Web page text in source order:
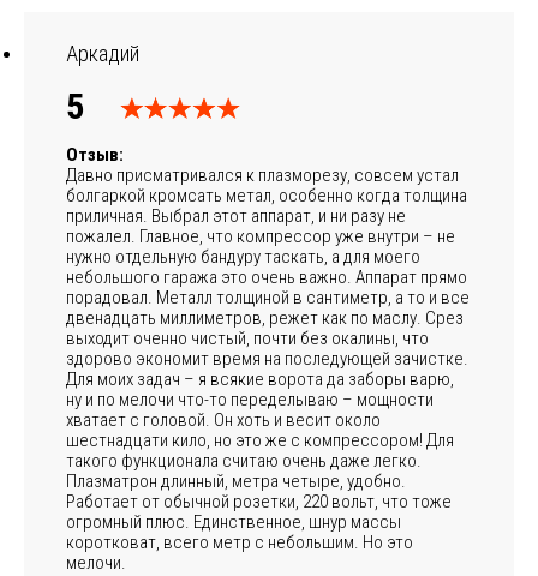
Аркадий
5
Отзыв:
Давно присматривался к плазморезу, совсем устал
болгаркой кромсать метал, особенно когда толщина
приличная. Выбрал этот аппарат, и ни разу не
пожалел. Главное, что компрессор уже внутри – не
нужно отдельную бандуру таскать, а для моего
небольшого гаража это очень важно. Аппарат прямо
порадовал. Металл толщиной в сантиметр, а то и все
двенадцать миллиметров, режет как по маслу. Срез
выходит оченно чистый, почти без окалины, что
здорово экономит время на последующей зачистке.
Для моих задач – я всякие ворота да заборы варю,
ну и по мелочи что-то переделываю – мощности
хватает с головой. Он хоть и весит около
шестнадцати кило, но это же с компрессором! Для
такого функционала считаю очень даже легко.
Плазматрон длинный, метра четыре, удобно.
Работает от обычной розетки, 220 вольт, что тоже
огромный плюс. Единственное, шнур массы
коротковат, всего метр с небольшим. Но это
мелочи.